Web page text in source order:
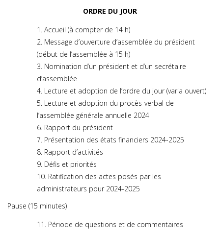
ORDRE DU JOUR
Accueil (à compter de 14 h)
Message d’ouverture d’assemblée du président
(début de l’assemblée à 15 h)
Nomination d’un président et d’un secrétaire
d’assemblée
Lecture et adoption de l’ordre du jour (varia ouvert)
Lecture et adoption du procès-verbal de
l’assemblée générale annuelle 2024
Rapport du président
Présentation des états financiers 2024-2025
Rapport d’activités
Défis et priorités
Ratification des actes posés par les
administrateurs pour 2024-2025
Pause (15 minutes)
Période de questions et de commentaires